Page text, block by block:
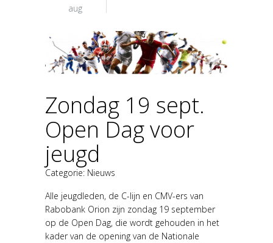
aug
Zondag 19 sept.
Open Dag voor
jeugd
Categorie: Nieuws
Alle jeugdleden, de C-lijn en CMV-ers van
Rabobank Orion zijn zondag 19 september
op de Open Dag, die wordt gehouden in het
kader van de opening van de Nationale